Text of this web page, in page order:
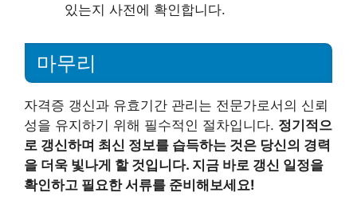
있는지 사전에 확인합니다.
마무리
자격증 갱신과 유효기간 관리는 전문가로서의 신뢰
성을 유지하기 위해 필수적인 절차입니다. 정기적으
로 갱신하며 최신 정보를 습득하는 것은 당신의 경력
을 더욱 빛나게 할 것입니다. 지금 바로 갱신 일정을
확인하고 필요한 서류를 준비해보세요!